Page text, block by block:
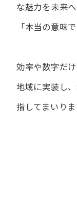
な魅力を未来
「本当の意味
効率や数字だ
地域に実装し、
指してまいりま